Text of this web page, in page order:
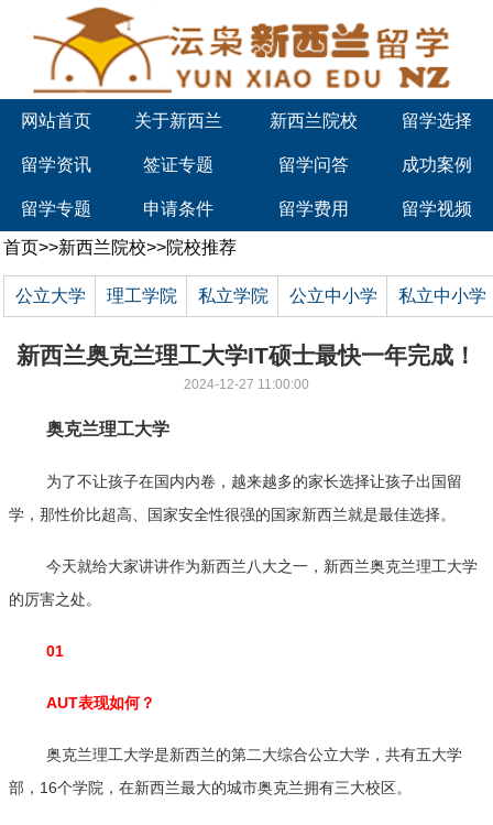
网站首页 关于新西兰 新西兰院校 留学选择
留学资讯 签证专题 留学问答 成功案例
留学专题 申请条件 留学费用 留学视频
首页>>新西兰院校>>院校推荐
公立大学 理工学院 私立学院 公立中小学 私立中小学
新西兰奥克兰理工大学IT硕士最快一年完成！
2024-12-27 11:00:00
奥克兰理工大学
为了不让孩子在国内内卷，越来越多的家长选择让孩子出国留
学，那性价比超高、国家安全性很强的国家新西兰就是最佳选择。
今天就给大家讲讲作为新西兰八大之一，新西兰奥克兰理工大学
的厉害之处。
01
AUT表现如何？
奥克兰理工大学是新西兰的第二大综合公立大学，共有五大学
部，16个学院，在新西兰最大的城市奥克兰拥有三大校区。